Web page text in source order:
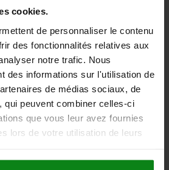
cookies.
de personnaliser le contenu
des fonctionnalités relatives aux
notre trafic. Nous
des informations sur l'utilisation de
de médias sociaux, de
qui peuvent combiner celles-ci
que vous leur avez fournies
lors de votre utilisation de leurs